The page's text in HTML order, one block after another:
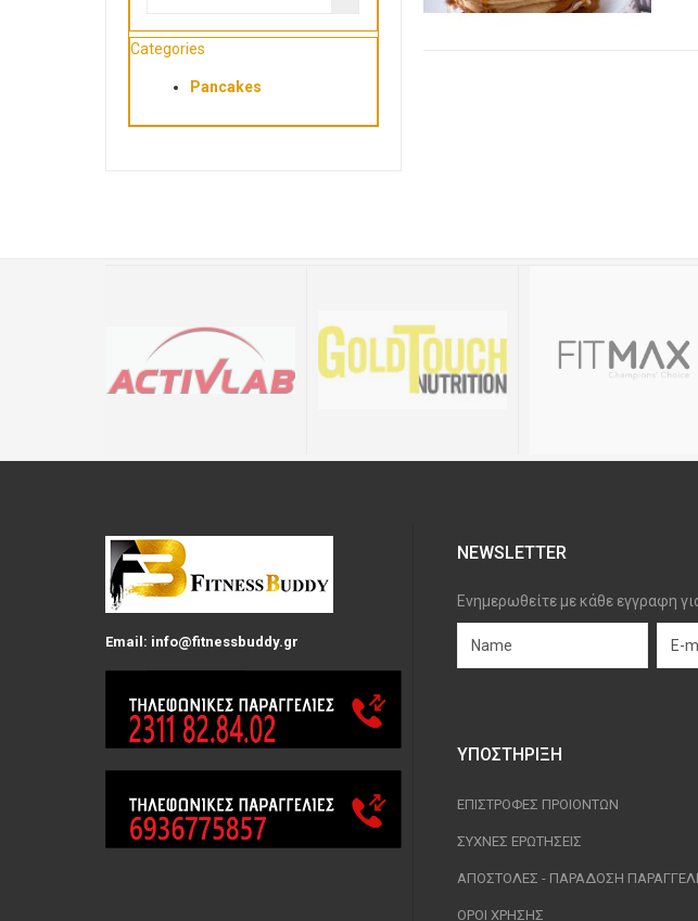
Categories
Pancakes
Email: info@fitnessbuddy.gr
NEWSLETTER
Ενημερωθείτε με κάθε εγγραφη
ΥΠΟΣΤΉΡΙΞΗ
ΕΠΙΣΤΡΟΦΈΣ ΠΡΟΙΟΝΤΩΝ
ΣΥΧΝΈΣ ΕΡΩΤΉΣΕΙΣ
ΑΠΟΣΤΟΛΈΣ - ΠΑΡΆΔΟΣΗ
ΟΡΟΙ ΧΡΉΣΗΣ